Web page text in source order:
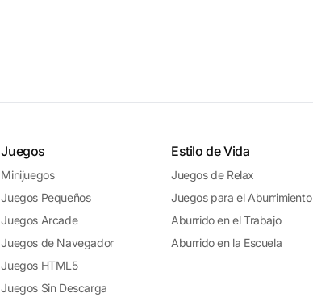
Juegos
Minijuegos
Juegos Pequeños
Juegos Arcade
Juegos de Navegador
Juegos HTML5
Juegos Sin Descarga
Estilo de Vida
Juegos de Relax
Juegos para el Aburrimiento
Aburrido en el Trabajo
Aburrido en la Escuela